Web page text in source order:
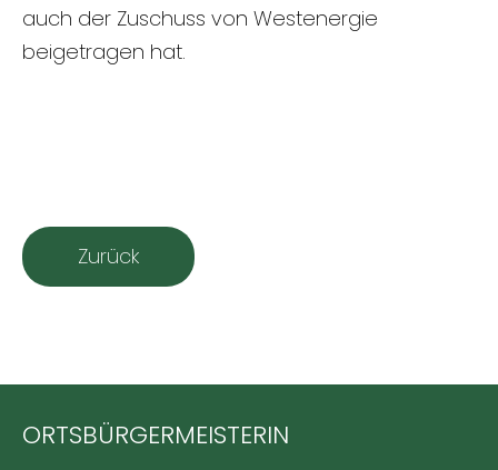
auch der Zuschuss von Westenergie
beigetragen hat.
Zurück
ORTSBÜRGERMEISTERIN